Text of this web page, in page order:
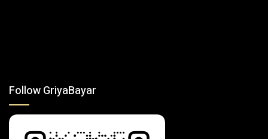
Follow GriyaBayar